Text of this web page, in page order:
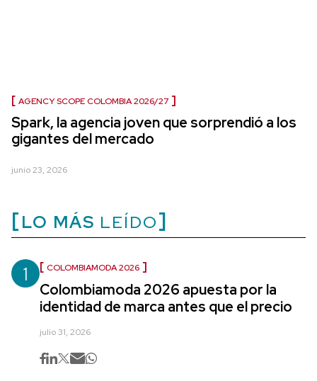
AGENCY SCOPE COLOMBIA 2026/27
Spark, la agencia joven que sorprendió a los
gigantes del mercado
junio 23, 2026
LO MÁS LEÍDO
1 COLOMBIAMODA 2026
Colombiamoda 2026 apuesta por la
identidad de marca antes que el precio
julio 31, 2026